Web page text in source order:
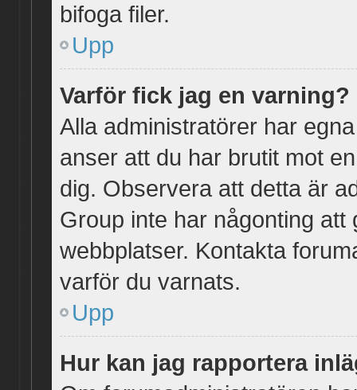
bifoga filer.
Upp
Varför fick jag en varning?
Alla administratörer har
anser att du har brutit mot
dig. Observera att detta är
Group inte har någonting
webbplatser. Kontakta
varför du varnats.
Upp
Hur kan jag rapportera